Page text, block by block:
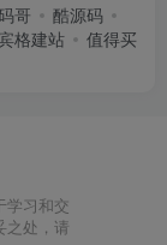
哥
酷源码
宾格建站
值得买
学习和交
之处，请